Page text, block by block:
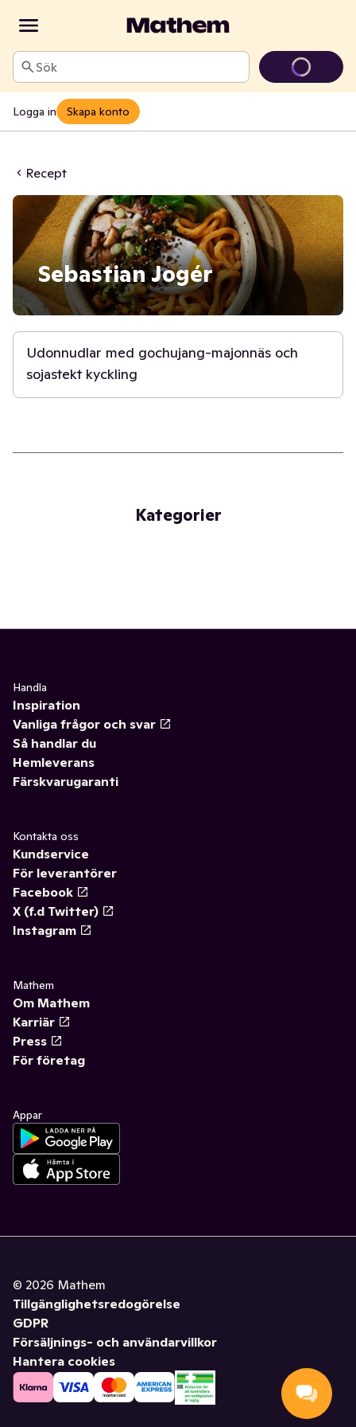
Sök
Logga in Skapa konto
Recept
Sebastian Jogér
30 min
Udonnudlar med gochujang-majonnäs och
sojastekt kyckling
Kategorier
Handla
Inspiration
Vanliga frågor och svar
Så handlar du
Hemleverans
Färskvarugaranti
Kontakta oss
Kundservice
För leverantörer
Facebook
X (f.d Twitter)
Instagram
Mathem
Om Mathem
Karriär
Press
För företag
Appar
© 2026 Mathem
Tillgänglighetsredogörelse
GDPR
Försäljnings- och användarvillkor
Hantera cookies